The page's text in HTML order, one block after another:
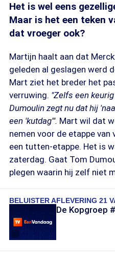
Het is wel eens
Maar is het een teken
dat vroeger ook?
Martijn haalt aan dat
geleden al geslagen werd
Mart ziet het breder het
verruwing. "Zelfs een
Dumoulin zegt nu dat hij
een 'kutdag'". Mart wil dat
nemen voor de etappe van
een tutten-etappe. Het is
zaterdag. Gaat Tom
plegen waarin hij zelf niet
BELUISTER AFLEVERING 21
De Kopgroep